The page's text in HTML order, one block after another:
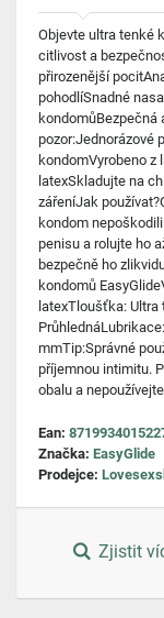
Objevte ultra tenké
citlivost a
přirozenější
pohodlíSnadné
kondomůBezpečná
pozor:Jednorázové
kondomVyrobeno z
latexSkladujte na
zářeníJak
kondom
penisu a rolujte ho
bezpečně ho
kondomů
latexTloušťka:
mmTip:Správné
příjemnou intimitu.
obalu a
Ean:
Značka: EasyGlide
Prodejce:
Zjistit